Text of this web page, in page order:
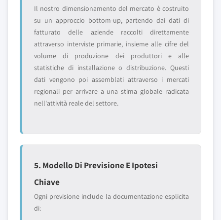
Il nostro dimensionamento del mercato è costruito
su un approccio bottom-up, partendo dai dati di
fatturato delle aziende raccolti direttamente
attraverso interviste primarie, insieme alle cifre del
volume di produzione dei produttori e alle
statistiche di installazione o distribuzione. Questi
dati vengono poi assemblati attraverso i mercati
regionali per arrivare a una stima globale radicata
nell'attività reale del settore.
5. Modello Di Previsione E Ipotesi
Chiave
Ogni previsione include la documentazione esplicita
di: